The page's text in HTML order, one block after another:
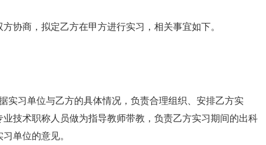
协商，拟定乙方在甲方进行实习，相关事宜如下。
实习单位与乙方的具体情况，负责合理组织、安排乙方实
技术职称人员做为指导教师带教，负责乙方实习期间的出科
单位的意见。